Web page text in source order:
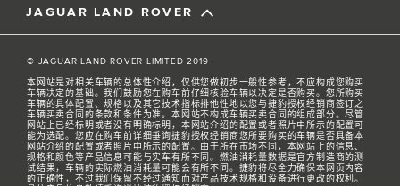
JAGUAR LAND ROVER
© JAGUAR LAND ROVER LIMITED 2019
本网站是对相关车辆的总体性介绍，仅供您做初步一般性参考，不应构成您购买
车辆决定的基础。我们鼓励您在购车前仔细核验车辆以决定是否购买。您所购买
车辆的具体配置、规格以及其它技术指标排他性地以您与捷豹授权经销商签订之
车辆买卖合同的条款和条件为准。本网站不构成车辆买卖合同的组成部分。尽管
网站上已经标明或者没有明确标明，本网站介绍的配置或者照片中所示的配置可
能为选配。您应在购车前详细垂询捷豹授权经销商您所要购买的车辆是否具备本
网站介绍的配置或者照片中所示的配置。由于所在市场不同，本网站上的信息、
规格和颜色等产品信息可能与实车有所不同。燃油消耗量数据是官方制造商的测
试结果，车辆的实际燃油消耗量可能会有所不同。捷豹将尽全力确保本网页内容
的正确性，不过我们保留不经过通知而对产品技术规格和设备进行更改的权利。